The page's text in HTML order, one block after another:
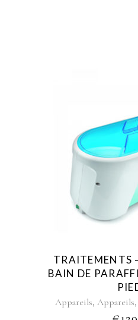
TRAITEMENTS
BAIN DE
Appareils, Appareils,